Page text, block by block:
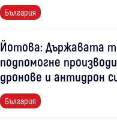
България
Йотова: Държавата
подпомогне
дронове и антидрон
България